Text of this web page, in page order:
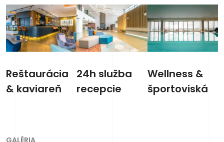
Reštaurácia
& kaviareň
24h služba
recepcie
Wellness &
športoviská